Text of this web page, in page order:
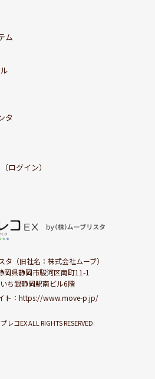
ム
タ
ログイン）
タ（旧社名：株式会社ムーブ）
岡県静岡市駿河区南町11-1
ち銀静岡駅南ビル6階
ト： https://www.move-p.jp/
レコEX ALL RIGHTS RESERVED.